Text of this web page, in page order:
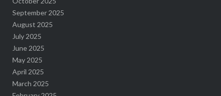
September 2025
August 2025
July 2025
June 2025
May 2025
April 2025
March 2025